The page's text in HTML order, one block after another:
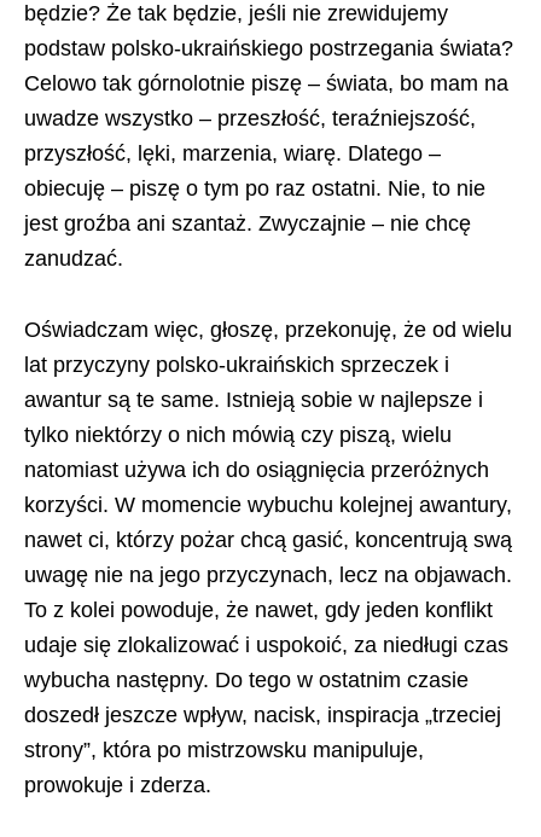
będzie? Że tak będzie, jeśli nie zrewidujemy
podstaw polsko-ukraińskiego postrzegania świata?
Celowo tak górnolotnie piszę – świata, bo mam na
uwadze wszystko – przeszłość, teraźniejszość,
przyszłość, lęki, marzenia, wiarę. Dlatego –
obiecuję – piszę o tym po raz ostatni. Nie, to nie
jest groźba ani szantaż. Zwyczajnie – nie chcę
zanudzać.
Oświadczam więc, głoszę, przekonuję, że od wielu
lat przyczyny polsko-ukraińskich sprzeczek i
awantur są te same. Istnieją sobie w najlepsze i
tylko niektórzy o nich mówią czy piszą, wielu
natomiast używa ich do osiągnięcia przeróżnych
korzyści. W momencie wybuchu kolejnej awantury,
nawet ci, którzy pożar chcą gasić, koncentrują swą
uwagę nie na jego przyczynach, lecz na objawach.
To z kolei powoduje, że nawet, gdy jeden konflikt
udaje się zlokalizować i uspokoić, za niedługi czas
wybucha następny. Do tego w ostatnim czasie
doszedł jeszcze wpływ, nacisk, inspiracja „trzeciej
strony”, która po mistrzowsku manipuluje,
prowokuje i zderza.